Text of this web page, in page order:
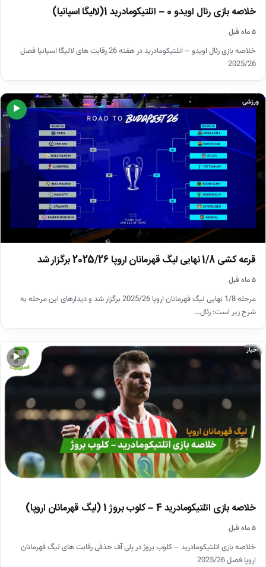
خلاصه بازی رئال اویدو 0 – اتلتیکومادرید 1(لالیگا اسپانیا)
۵ ماه قبل
خلاصه بازی رئال اویدو – اتلتیکومادرید در هفته 26 رقابت های لالیگا اسپانیا فصل
2025/26
▶
ورزشی
قرعه کشی 1/8 نهایی لیگ قهرمانان اروپا 2025/26 برگزار شد
۵ ماه قبل
مرحله 1/8 نهایی لیگ قهرمانان اروپا 2025/26 برگزار شد و دیدارهای این مرحله به
شرح زیر است: رئال…
▶
اخبار
خلاصه بازی اتلتیکومادرید 4 – کلوب بروژ 1 (لیگ قهرمانان اروپا)
۵ ماه قبل
خلاصه بازی اتلتیکومادرید – کلوب بروژ در پلی آف حذفی رقابت های لیگ قهرمانان
اروپا فصل 2025/26